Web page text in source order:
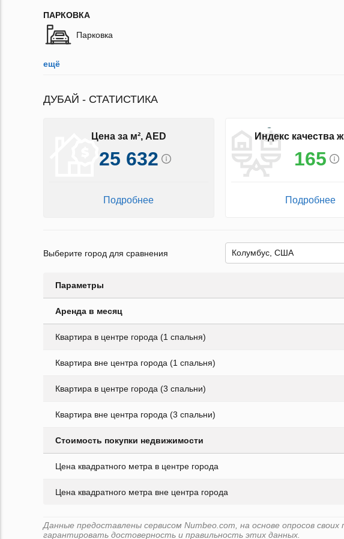
ПАРКОВКА
Парковка
ещё
ДУБАЙ - СТАТИСТИКА
Цена за м², AED
25 632
Подробнее
Индекс качества
165
Подробнее
Выберите город для сравнения
Параметры
Аренда в месяц
Квартира в центре города (1 спальня)
Квартира вне центра города (1 спальня)
Квартира в центре города (3 спальни)
Квартира вне центра города (3 спальни)
Стоимость покупки недвижимости
Цена квадратного метра в центре города
Цена квадратного метра вне центра города
Данные предоставлены сервисом Numbeo.com, на основе опросов
гарантировать достоверность и правильность этих данных.